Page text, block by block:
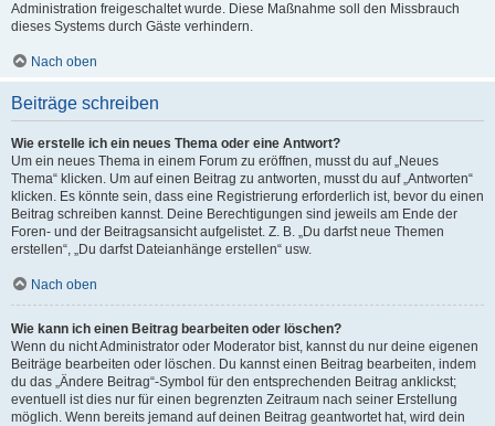
Administration freigeschaltet wurde. Diese Maßnahme soll den Missbrauch
dieses Systems durch Gäste verhindern.
Nach oben
Beiträge schreiben
Wie erstelle ich ein neues Thema oder eine Antwort?
Um ein neues Thema in einem Forum zu eröffnen, musst du auf „Neues
Thema“ klicken. Um auf einen Beitrag zu antworten, musst du auf „Antworten“
klicken. Es könnte sein, dass eine Registrierung erforderlich ist, bevor du einen
Beitrag schreiben kannst. Deine Berechtigungen sind jeweils am Ende der
Foren- und der Beitragsansicht aufgelistet. Z. B. „Du darfst neue Themen
erstellen“, „Du darfst Dateianhänge erstellen“ usw.
Nach oben
Wie kann ich einen Beitrag bearbeiten oder löschen?
Wenn du nicht Administrator oder Moderator bist, kannst du nur deine eigenen
Beiträge bearbeiten oder löschen. Du kannst einen Beitrag bearbeiten, indem
du das „Ändere Beitrag“-Symbol für den entsprechenden Beitrag anklickst;
eventuell ist dies nur für einen begrenzten Zeitraum nach seiner Erstellung
möglich. Wenn bereits jemand auf deinen Beitrag geantwortet hat, wird dein